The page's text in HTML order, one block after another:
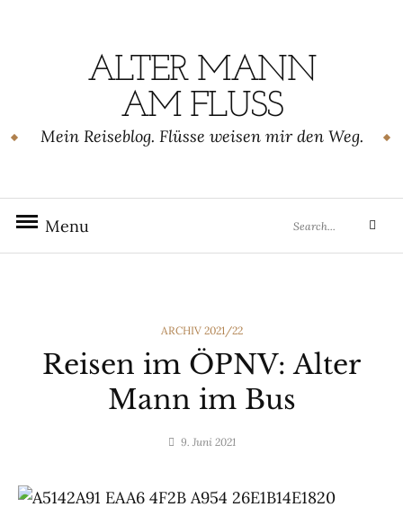
ALTER MANN
AM FLUSS
Mein Reiseblog. Flüsse weisen mir den Weg.
Menu
Search
CATEGORIES
ARCHIV 2021/22
Reisen im ÖPNV: Alter
Mann im Bus
9. Juni 2021